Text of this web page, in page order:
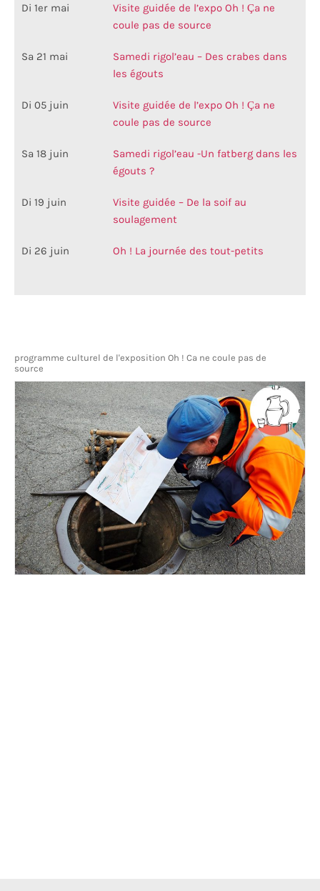
Di 1er mai
Visite guidée de l’expo Oh ! Ça ne
coule pas de source
Sa 21 mai
Samedi rigol’eau – Des crabes dans
les égouts
Di 05 juin
Visite guidée de l’expo Oh ! Ça ne
coule pas de source
Sa 18 juin
Samedi rigol’eau -Un fatberg dans les
égouts ?
Di 19 juin
Visite guidée – De la soif au
soulagement
Di 26 juin Oh ! La journée des tout-petits
programme culturel de l'exposition Oh ! Ca ne coule pas de
source